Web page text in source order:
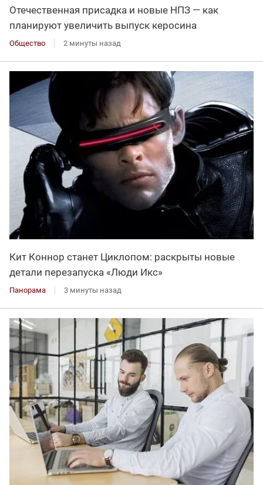
Отечественная присадка и новые НПЗ — как
планируют увеличить выпуск керосина
Общество 2 минуты назад
Кит Коннор станет Циклопом: раскрыты новые
детали перезапуска «Люди Икс»
Панорама 3 минуты назад